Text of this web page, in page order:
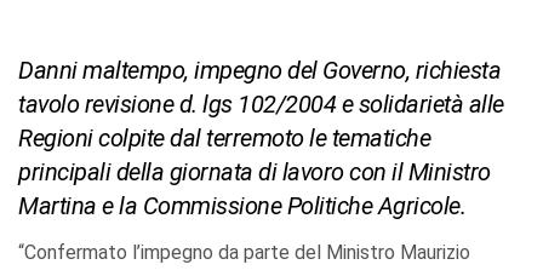
Danni maltempo, impegno del Governo, richiesta
tavolo revisione d. lgs 102/2004 e solidarietà alle
Regioni colpite dal terremoto le tematiche
principali della giornata di lavoro con il Ministro
Martina e la Commissione Politiche Agricole.
“Confermato l’impegno da parte del Ministro Maurizio